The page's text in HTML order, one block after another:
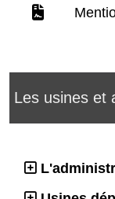
Les usines et